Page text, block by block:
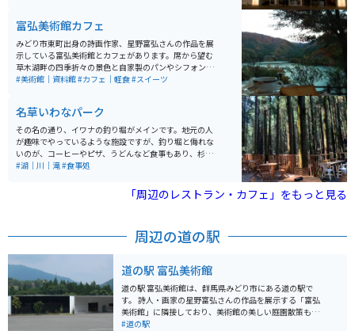
富弘美術館カフェ
みどり市東町出身の詩画作家、星野富弘さんの作品を展
示している富弘美術館とカフェがあります。席から望む
草木湖畔の四季折々の景色と自家製のパンやシフォンケ
ーキを一緒に楽しむことができます。地産の卵を使った
#美術館｜資料館#カフェ｜軽食#スイーツ
名草いわなパーク
その名の通り、イワナの釣り堀がメインです。地元の人
が趣味でやっているような施設ですが、釣り堀と侮れな
いのが、コーヒーやピザ、うどんなど食事もあり、杉林
の林道や散策できる小川にサワガニなどもいて、食事や
竿も貸してくれて餌も練り餌があります。釣り上げたイ
ワナは料金を払ってその場所で焼いてもらえます。焼き
ていませんのでご注意下さい。
#湖｜川｜滝#食事処
「周辺のレストラン・カフェ」をもっと見る
周辺の道の駅
道の駅 富弘美術館
道の駅 富弘美術館は、群馬県みどり市にある道の駅で
す。 詩人・画家の星野富弘さんの作品を展示する「富弘
美術館」に隣接しており、美術館の美しい庭園散策も楽
しめます。 館内には、地元の新鮮な農産物を販売する直
#道の駅